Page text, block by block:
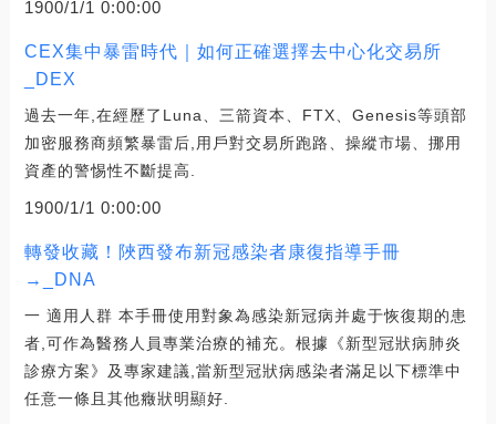
1900/1/1 0:00:00
CEX集中暴雷時代｜如何正確選擇去中心化交易所
_DEX
過去一年,在經歷了Luna、三箭資本、FTX、Genesis等頭部
加密服務商頻繁暴雷后,用戶對交易所跑路、操縱市場、挪用
資產的警惕性不斷提高.
1900/1/1 0:00:00
轉發收藏！陜西發布新冠感染者康復指導手冊
→_DNA
一 適用人群 本手冊使用對象為感染新冠病并處于恢復期的患
者,可作為醫務人員專業治療的補充。根據《新型冠狀病肺炎
診療方案》及專家建議,當新型冠狀病感染者滿足以下標準中
任意一條且其他癥狀明顯好.